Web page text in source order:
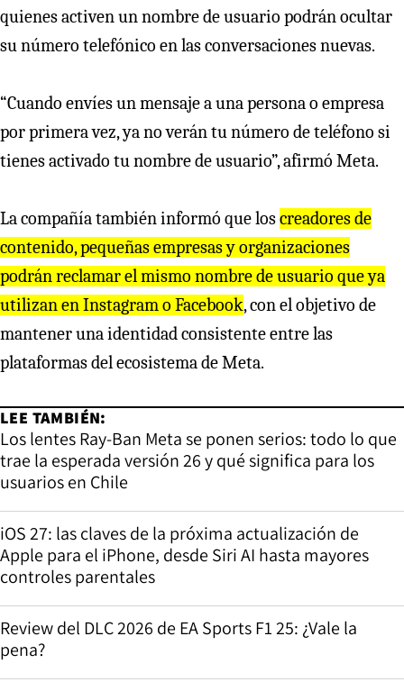
quienes activen un nombre de usuario podrán ocultar
su número telefónico en las conversaciones nuevas.
“Cuando envíes un mensaje a una persona o empresa
por primera vez, ya no verán tu número de teléfono si
tienes activado tu nombre de usuario”, afirmó Meta.
La compañía también informó que loscreadores de
contenido, pequeñas empresas y organizaciones
podrán reclamar el mismo nombre de usuario que ya
utilizan en Instagram o Facebook, con el objetivo de
mantener una identidad consistente entre las
plataformas del ecosistema de Meta.
LEE TAMBIÉN:
Los lentes Ray-Ban Meta se ponen serios: todo lo que
trae la esperada versión 26 y qué significa para los
usuarios en Chile
iOS 27: las claves de la próxima actualización de
Apple para el iPhone, desde Siri AI hasta mayores
controles parentales
Review del DLC 2026 de EA Sports F1 25: ¿Vale la
pena?